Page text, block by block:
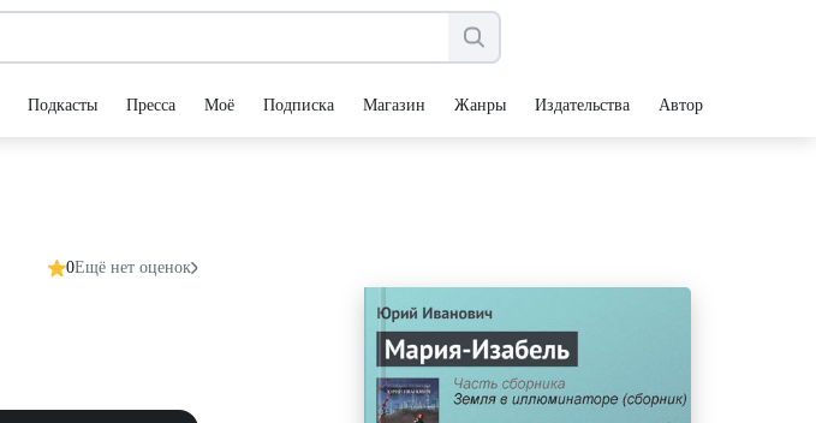
Подкасты Пресса Моё Подписка Магазин Жанры Издательства Авторы
0Ещё нет оценок